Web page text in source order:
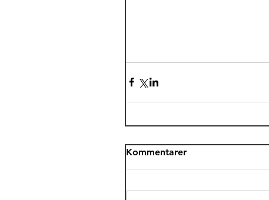
Kommentarer